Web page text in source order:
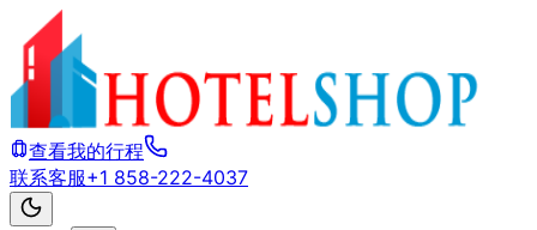
查看我的行程
联系客服+1 858-222-4037